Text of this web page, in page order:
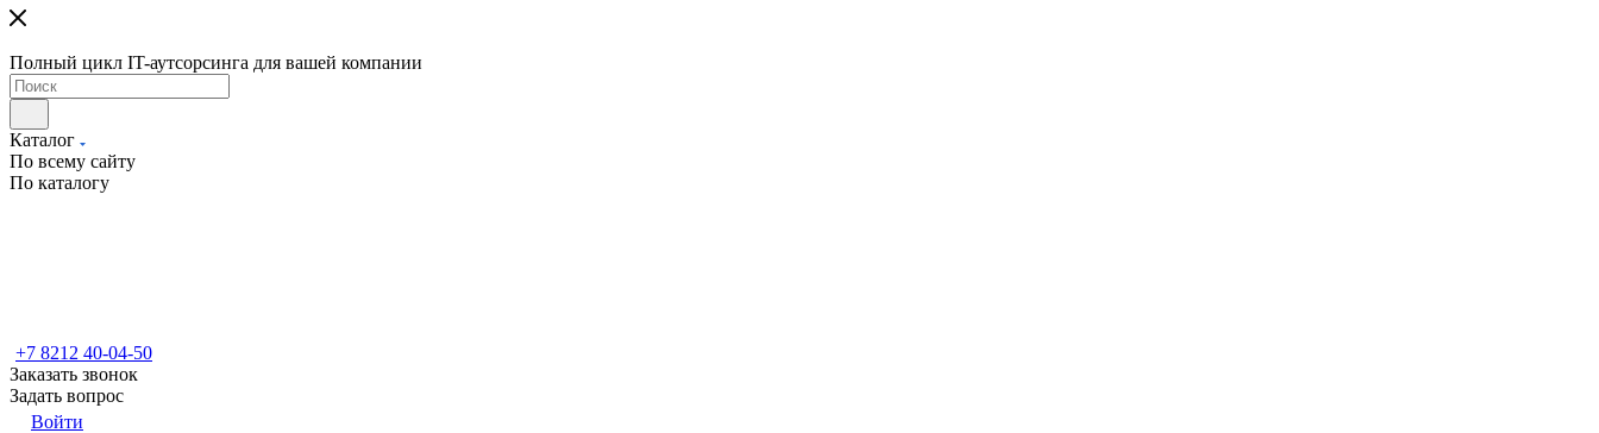
Полный цикл IT-аутсорсинга для вашей компании
Каталог
По всему сайту
По каталогу
+7 8212 40-04-50
Заказать звонок
Задать вопрос
Войти